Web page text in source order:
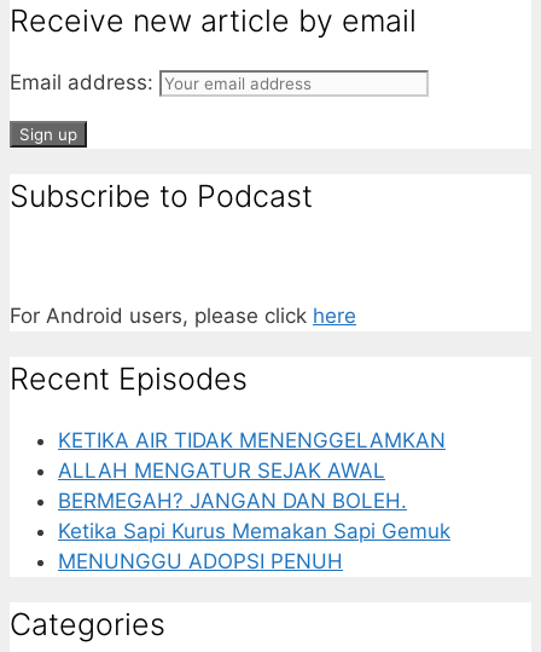
Receive new article by email
Email address:
Subscribe to Podcast
For Android users, please click here
Recent Episodes
KETIKA AIR TIDAK MENENGGELAMKAN
ALLAH MENGATUR SEJAK AWAL
BERMEGAH? JANGAN DAN BOLEH.
Ketika Sapi Kurus Memakan Sapi Gemuk
MENUNGGU ADOPSI PENUH
Categories